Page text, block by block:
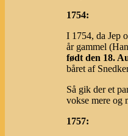
1754:
I 1754, da Jep
år gammel
født den 18.
båret af
Så gik der et
vokse mere og
1757: